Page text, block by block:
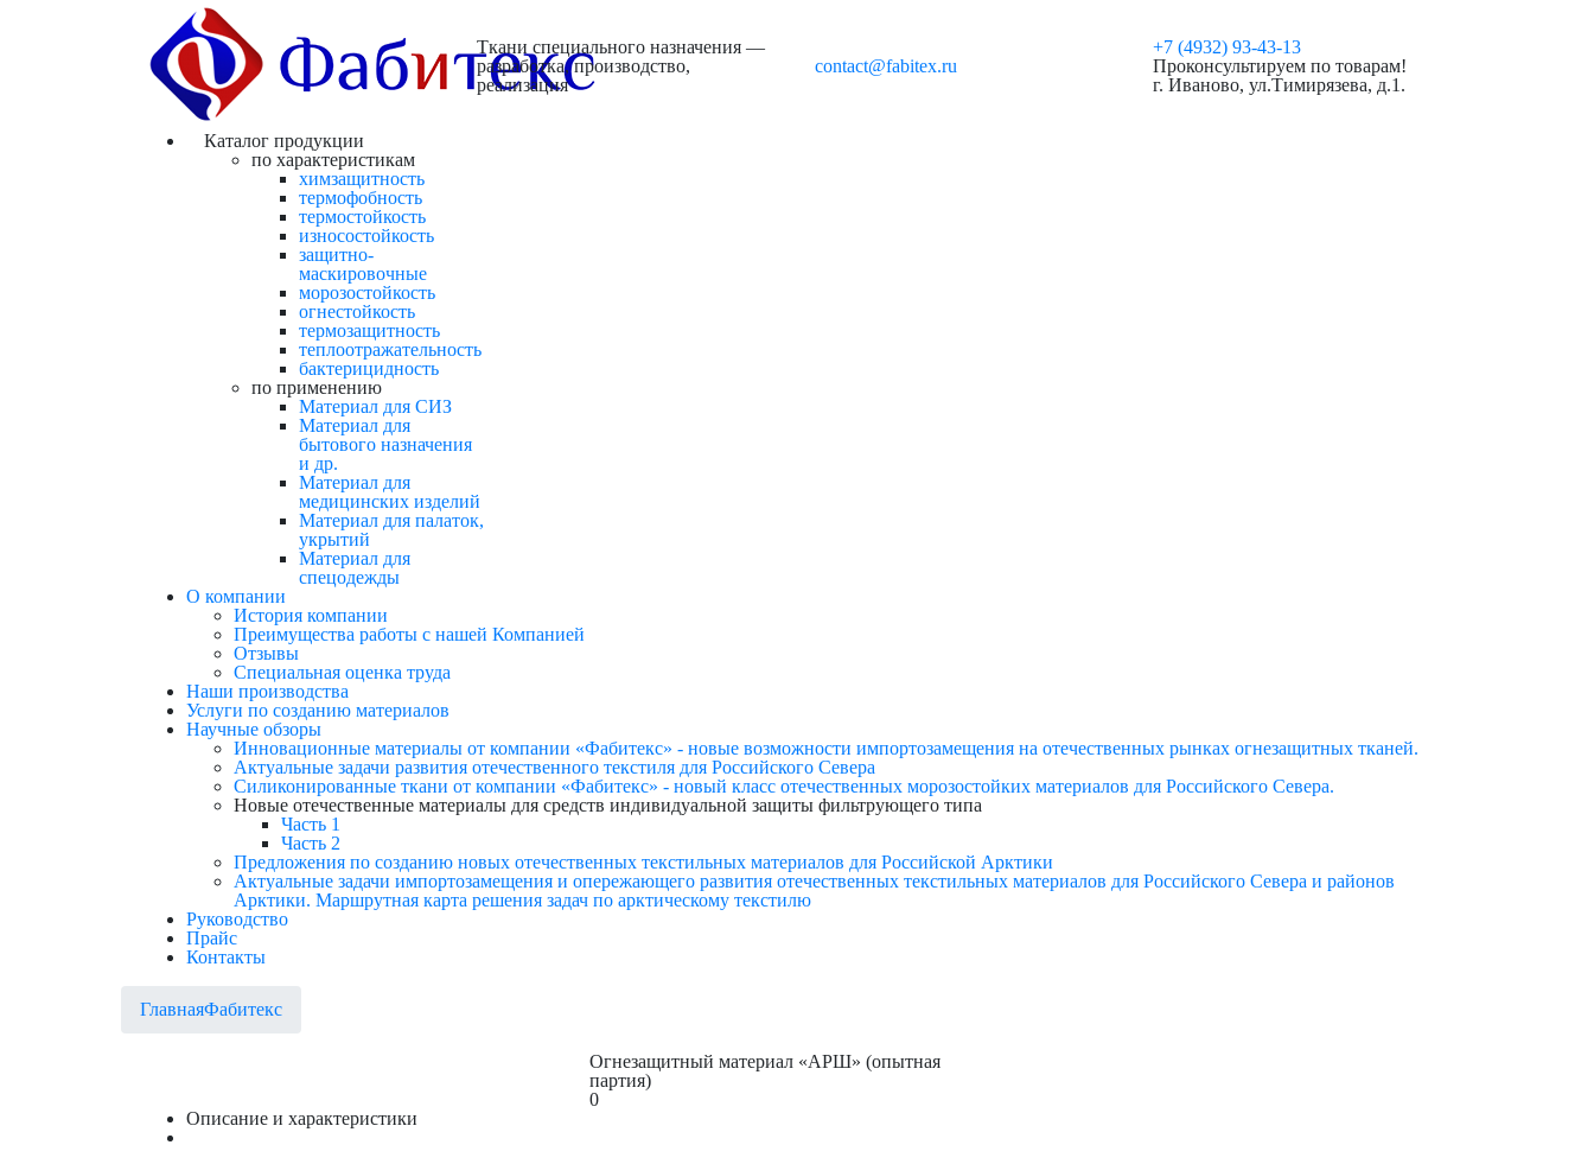
Ткани специального назначения —
разработка, производство,
реализация
contact@fabitex.ru
+7 (4932) 93-43-13
Проконсультируем по товарам!
г. Иваново, ул.Тимирязева, д.1.
Каталог продукции
по характеристикам
химзащитность
термофобность
термостойкость
износостойкость
защитно-
маскировочные
морозостойкость
огнестойкость
термозащитность
теплоотражательность
бактерицидность
по применению
Материал для СИЗ
Материал для
бытового назначения
и др.
Материал для
медицинских изделий
Материал для палаток,
укрытий
Материал для
спецодежды
О компании
История компании
Преимущества работы с нашей Компанией
Отзывы
Cпециальная оценка труда
Наши производства
Услуги по созданию материалов
Научные обзоры
Инновационные материалы от компании «Фабитекс» - новые возможности импортозамещения на отечественных рынках огнезащитных тканей.
Актуальные задачи развития отечественного текстиля для Российского Севера
Силиконированные ткани от компании «Фабитекс» - новый класс отечественных морозостойких материалов для Российского Севера.
Новые отечественные материалы для средств индивидуальной защиты фильтрующего типа
Часть 1
Часть 2
Предложения по созданию новых отечественных текстильных материалов для Российской Арктики
Актуальные задачи импортозамещения и опережающего развития отечественных текстильных материалов для Российского Севера и районов
Арктики. Маршрутная карта решения задач по арктическому текстилю
Руководство
Прайс
Контакты
ГлавнаяФабитекс
Огнезащитный материал «АРШ» (опытная
партия)
0
Описание и характеристики